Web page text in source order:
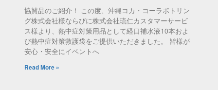
協賛品のご紹介！ この度、沖縄コカ・コーラボトリン
グ株式会社様ならびに株式会社琉仁カスタマーサービ
ス様より、熱中症対策用品として経口補水液10本およ
び熱中症対策救護袋をご提供いただきました。 皆様が
安心・安全にイベントへ
Read More »